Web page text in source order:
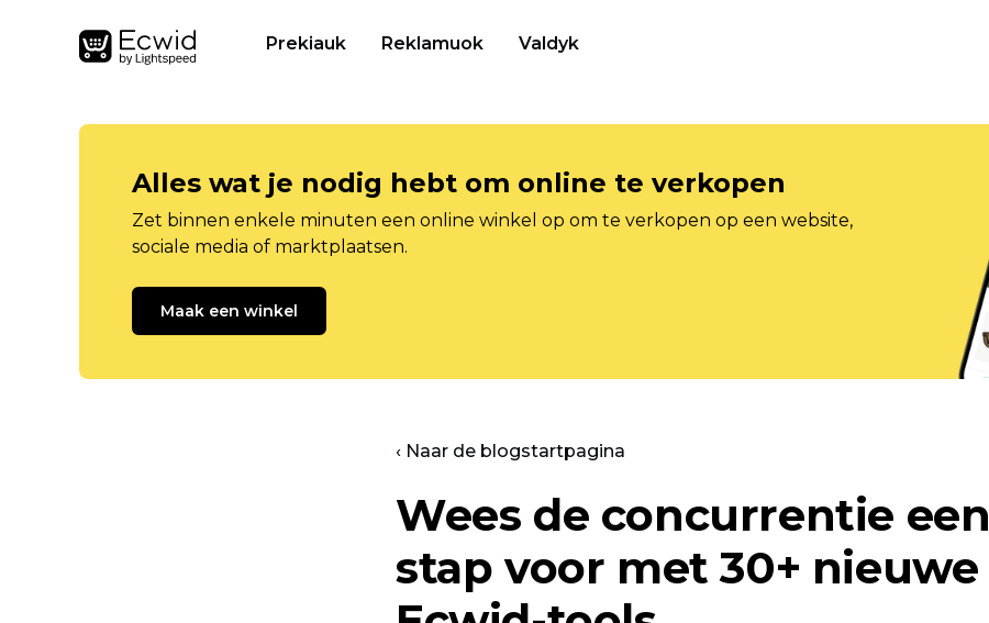
Prekiauk Reklamuok Valdyk
Alles wat je nodig hebt om online te verkopen
Zet binnen enkele minuten een online winkel op om te verkopen op een website,
sociale media of marktplaatsen.
Maak een winkel
‹ Naar de blogstartpagina
Wees de concurrentie een
stap voor met 30+ nieuwe